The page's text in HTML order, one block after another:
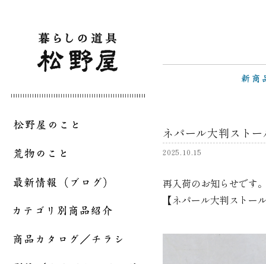
ネパール大判スト
2025.10.15
再入荷のお知らせです
【ネパール大判ストー